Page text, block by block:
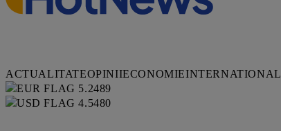
ACTUALITATEOPINIIECONOMIEINTERNATIONAL
5.2489
4.5480